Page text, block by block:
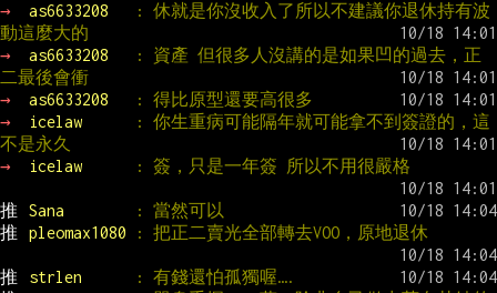
→
as6633208
: 休就是你沒收入了所以不建議你退休持有波
動這麼大的
→
as6633208
: 資產 但很多人沒講的是如果凹的過去，正
二最後會衝
→
as6633208
: 得比原型還要高很多
→
icelaw
: 你生重病可能隔年就可能拿不到簽證的，這
不是永久
→
icelaw : 簽，只是一年簽 所以不用很嚴格
推 Sana
: 當然可以
推
pleomax1080 : 把正二賣光全部轉去VOO，原地退休
推 strlen
: 有錢還怕孤獨喔….